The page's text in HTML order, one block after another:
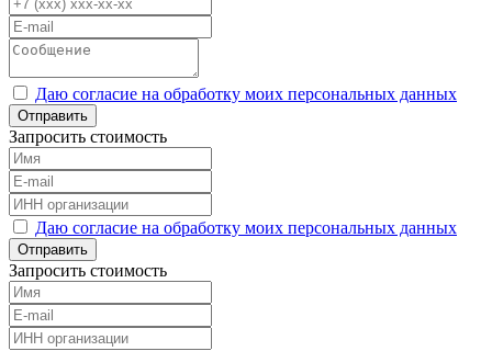
Даю согласие на обработку моих персональных данных
Отправить
Запросить стоимость
Даю согласие на обработку моих персональных данных
Отправить
Запросить стоимость